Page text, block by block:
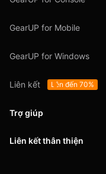
GearUP for Mobile
GearUP for Windows
Liên kết Lên đến 70%
Trợ giúp
Hỗ trợ
Liên kết thân thiện